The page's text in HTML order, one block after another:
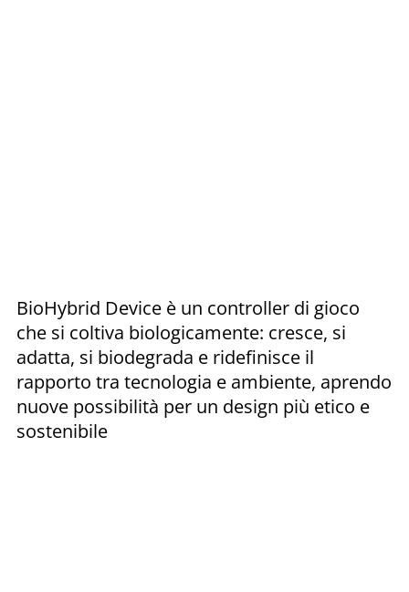
BioHybrid Device è un controller di gioco
che si coltiva biologicamente: cresce, si
adatta, si biodegrada e ridefinisce il
rapporto tra tecnologia e ambiente, aprendo
nuove possibilità per un design più etico e
sostenibile